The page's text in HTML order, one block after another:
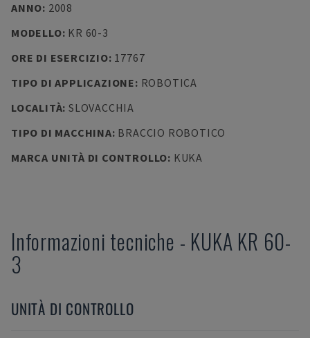
ANNO: 2008
MODELLO: KR 60-3
ORE DI ESERCIZIO: 17767
TIPO DI APPLICAZIONE: ROBOTICA
LOCALITÀ: SLOVACCHIA
TIPO DI MACCHINA: BRACCIO ROBOTICO
MARCA UNITÀ DI CONTROLLO: KUKA
Informazioni tecniche - KUKA KR 60-
3
UNITÀ DI CONTROLLO